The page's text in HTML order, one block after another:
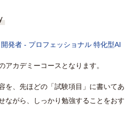
発者 - プロフェッショナル 特化型AI
アカデミーコースとなります。
を、先ほどの「試験項目」に書いてあ
ながら、しっかり勉強することをおす